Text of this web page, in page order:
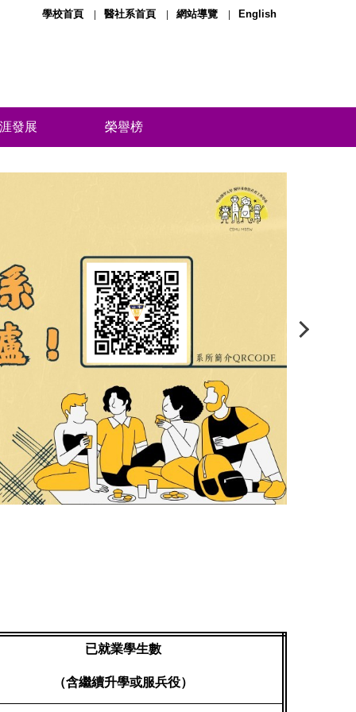
學校首頁 醫社系首頁 網站導覽 English
發展 榮譽榜
已就業學生數
（含繼續升學或服兵役）